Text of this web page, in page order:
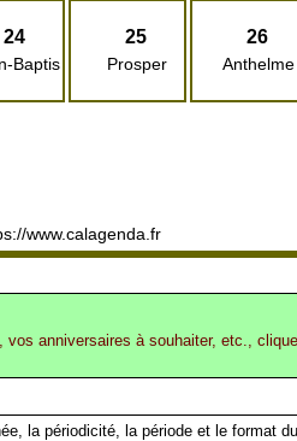
24
Baptiste
25
Prosper
26
Anthelme
www.calagenda.fr
vos anniversaires à souhaiter, etc.,
la périodicité, la période et le format